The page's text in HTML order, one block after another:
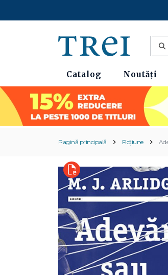
Catalog Noutăți
Pagină principală Ficțiune